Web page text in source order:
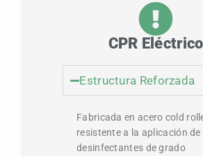
CPR Eléctrico
Estructura Reforzada
Fabricada en acero cold
resistente a la aplicación de
desinfectantes de grado